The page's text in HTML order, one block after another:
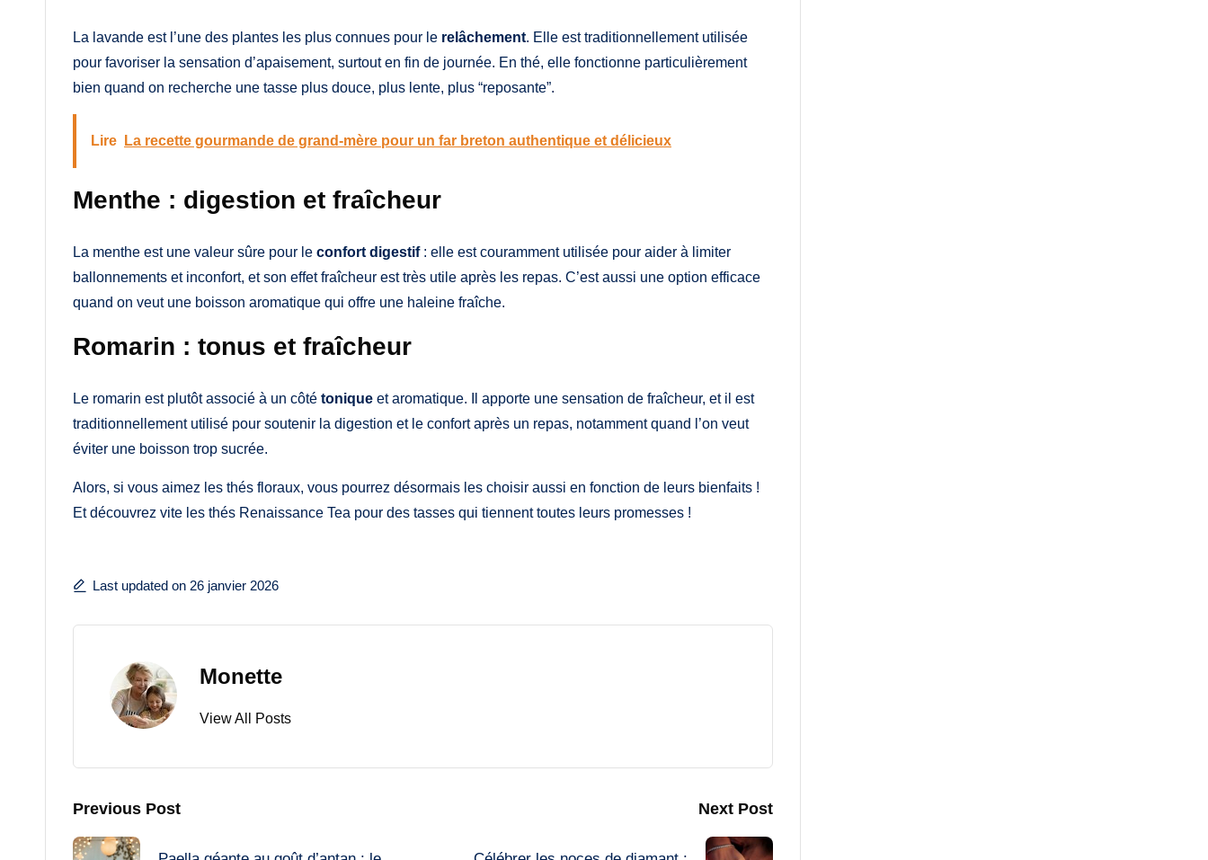
La lavande est l’une des plantes les plus connues pour le relâchement. Elle est traditionnellement utilisée
pour favoriser la sensation d’apaisement, surtout en fin de journée. En thé, elle fonctionne particulièrement
bien quand on recherche une tasse plus douce, plus lente, plus “reposante”.
Lire La recette gourmande de grand-mère pour un far breton authentique et délicieux
Menthe : digestion et fraîcheur
La menthe est une valeur sûre pour le confort digestif: elle est couramment utilisée pour aider à limiter
ballonnements et inconfort, et son effet fraîcheur est très utile après les repas. C’est aussi une option efficace
quand on veut une boisson aromatique qui offre une haleine fraîche.
Romarin : tonus et fraîcheur
Le romarin est plutôt associé à un côté tonique et aromatique. Il apporte une sensation de fraîcheur, et il est
traditionnellement utilisé pour soutenir la digestion et le confort après un repas, notamment quand l’on veut
éviter une boisson trop sucrée.
Alors, si vous aimez les thés floraux, vous pourrez désormais les choisir aussi en fonction de leurs bienfaits !
Et découvrez vite les thés Renaissance Tea pour des tasses qui tiennent toutes leurs promesses !
Last updated on 26 janvier 2026
Monette
View All Posts
Post
Previous Post Next Post